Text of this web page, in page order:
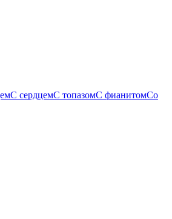
С сердцемС топазомС фианитомСо